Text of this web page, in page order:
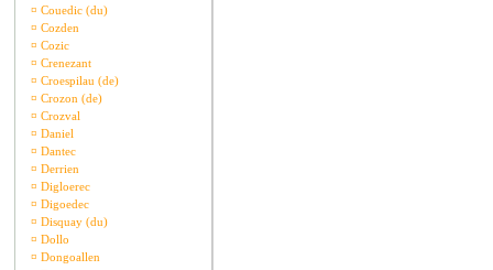
¤ Couedic (du)
¤ Cozden
¤ Cozic
¤ Crenezant
¤ Croespilau (de)
¤ Crozon (de)
¤ Crozval
¤ Daniel
¤ Dantec
¤ Derrien
¤ Digloerec
¤ Digoedec
¤ Disquay (du)
¤ Dollo
¤ Dongoallen